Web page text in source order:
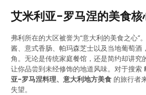
艾米利亚-罗马涅的美食核
弗利所在的大区被誉为“意大利的美食之心”
酱、意式香肠、帕玛森芝士以及当地葡萄酒
角。无论是传统家庭餐馆，还是简约却讲究
让你品尝到未经修饰的地道风味。对于搜索
亚-罗马涅料理、意大利地方美食 的旅行者
失望。